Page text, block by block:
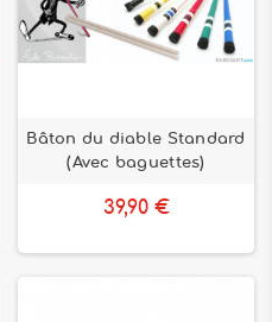
Bâton du diable Standard
(Avec baguettes)
39,90 €